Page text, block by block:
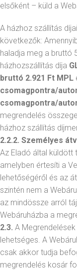
elsőként – küld a
A házhoz szállítás
következők:
haladja meg a bruttó
házhozszállítás díja
bruttó 2.921 Ft MPL
csomagpontra/
csomagpontra/
megrendelés
házhoz szállítás
2.2.2. Személyes
Az Eladó által
amelyben értesíti a
lehetőségéről és az
szintén nem a
az mindössze arról
Webáruházba a
2.3. A
lehetséges. A
csak akkor tudja
megrendelés kosár